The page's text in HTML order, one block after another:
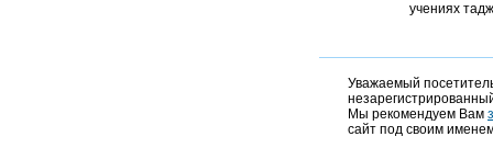
учениях
Уважаемый
Мы рекомендуем Вам
сайт под своим